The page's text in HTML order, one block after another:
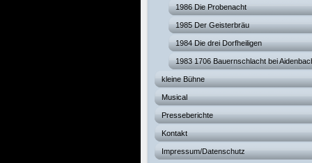
1986 Die Probenacht
1985 Der Geisterbräu
1984 Die drei Dorfheiligen
1983 1706 Bauernschlacht bei
kleine Bühne
Musical
Presseberichte
Kontakt
Impressum/Datenschutz